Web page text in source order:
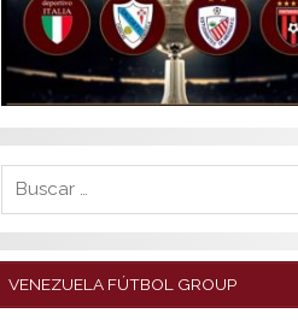
VENEZUELA FÚTBOL GROUP